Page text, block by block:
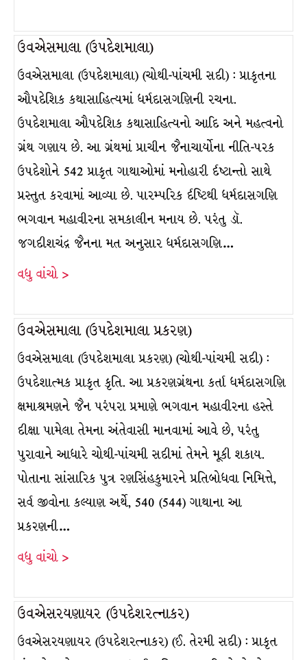
ઉવએસમાલા (ઉપદેશમાલા)
ઉવએસમાલા (ઉપદેશમાલા) (ચોથી-પાંચમી સદી) : પ્રાકૃતના
ઔપદેશિક કથાસાહિત્યમાં ધર્મદાસગણિની રચના.
ઉપદેશમાલા ઔપદેશિક કથાસાહિત્યનો આદિ અને મહત્વનો
ગ્રંથ ગણાય છે. આ ગ્રંથમાં પ્રાચીન જૈનાચાર્યોના નીતિ-પરક
ઉપદેશોને 542 પ્રાકૃત ગાથાઓમાં મનોહારી ર્દષ્ટાન્તો સાથે
પ્રસ્તુત કરવામાં આવ્યા છે. પારમ્પરિક ર્દષ્ટિથી ધર્મદાસગણિ
ભગવાન મહાવીરના સમકાલીન મનાય છે. પરંતુ ડૉ.
જગદીશચંદ્ર જૈનના મત અનુસાર ધર્મદાસગણિ…
વધુ વાંચો >
ઉવએસમાલા (ઉપદેશમાલા પ્રકરણ)
ઉવએસમાલા (ઉપદેશમાલા પ્રકરણ) (ચોથી-પાંચમી સદી) :
ઉપદેશાત્મક પ્રાકૃત કૃતિ. આ પ્રકરણગ્રંથના કર્તા ધર્મદાસગણિ
ક્ષમાશ્રમણને જૈન પરંપરા પ્રમાણે ભગવાન મહાવીરના હસ્તે
દીક્ષા પામેલા તેમના અંતેવાસી માનવામાં આવે છે, પરંતુ
પુરાવાને આધારે ચોથી-પાંચમી સદીમાં તેમને મૂકી શકાય.
પોતાના સાંસારિક પુત્ર રણસિંહકુમારને પ્રતિબોધવા નિમિત્તે,
સર્વ જીવોના કલ્યાણ અર્થે, 540 (544) ગાથાના આ
પ્રકરણની…
વધુ વાંચો >
ઉવએસરયણાયર (ઉપદેશરત્નાકર)
ઉવએસરયણાયર (ઉપદેશરત્નાકર) (ઈ. તેરમી સદી) : પ્રાકૃત